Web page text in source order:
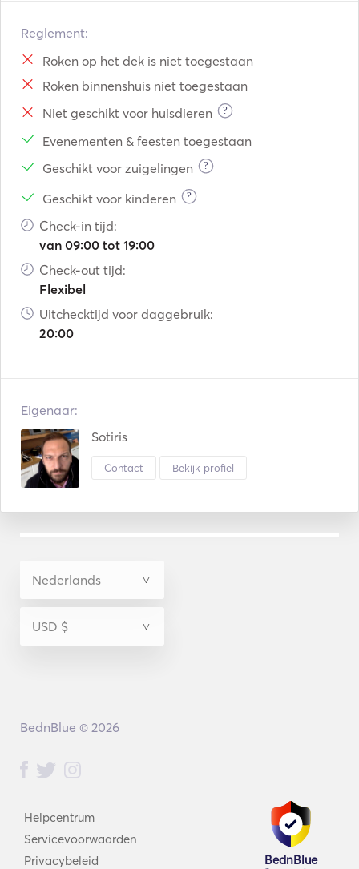
Reglement:
Roken op het dek is niet toegestaan
Roken binnenshuis niet toegestaan
Niet geschikt voor huisdieren
?
Evenementen & feesten toegestaan
Geschikt voor zuigelingen
?
Geschikt voor kinderen ?
Check-in tijd:
van 09:00 tot 19:00
Check-out tijd:
Flexibel
Uitchecktijd voor daggebruik:
20:00
Eigenaar:
Sotiris
Contact Bekijk profiel
Helpcentrum
Servicevoorwaarden
Privacybeleid
BednBlue
BednBlue © 2026